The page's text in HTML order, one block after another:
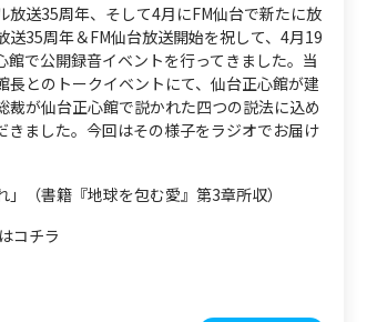
放送35周年、そして4月にFM仙台で新たに放
送35周年＆FM仙台放送開始を祝して、4月19
館で公開録音イベントを行ってきました。当
長とのトークイベントにて、仙台正心館が建
裁が仙台正心館で説かれた四つの説法に込め
きました。今回はその様子をラジオでお届け
（書籍『地球を包む愛』第3章所収）
コチラ